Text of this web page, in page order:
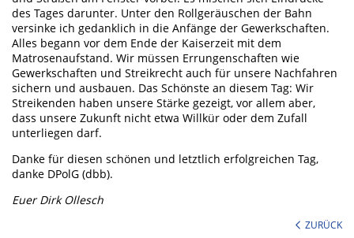
des Tages darunter. Unter den Rollgeräuschen der Bahn
versinke ich gedanklich in die Anfänge der Gewerkschaften.
Alles begann vor dem Ende der Kaiserzeit mit dem
Matrosenaufstand. Wir müssen Errungenschaften wie
Gewerkschaften und Streikrecht auch für unsere Nachfahren
sichern und ausbauen. Das Schönste an diesem Tag: Wir
Streikenden haben unsere Stärke gezeigt, vor allem aber,
dass unsere Zukunft nicht etwa Willkür oder dem Zufall
unterliegen darf.
Danke für diesen schönen und letztlich erfolgreichen Tag,
danke DPolG (dbb).
Euer Dirk Ollesch
ZURÜCK